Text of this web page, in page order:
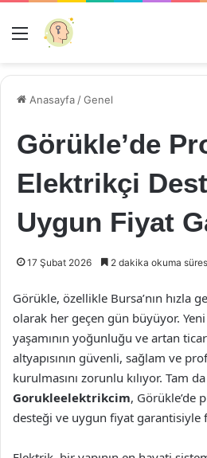
Menü
Anasayfa /Genel
Görükle’de
Elektrikçi
Uygun Fiyat
17 Şubat 2026 2 dakika okuma
Görükle, özellikle Bursa’nın hızla
olarak her geçen gün büyüyor.
yaşamının yoğunluğu ve artan
altyapısının güvenli, sağlam ve
kurulmasını zorunlu kılıyor. Tam
Gorukleelektrikcim, Görükle’de
desteği ve uygun fiyat garantisiyle